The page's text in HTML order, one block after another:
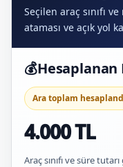
Seçilen araç sınıfı
ataması ve açık yol
💰Hesaplanan
Ara toplam
4.000 TL
Araç sınıfı ve süre